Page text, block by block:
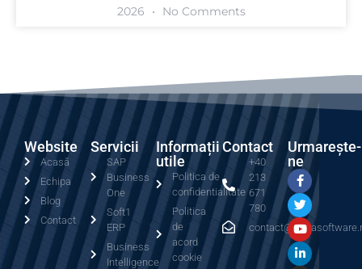
2026 No Comments
Website
Acasă
Echipa
Blog
Contact
Servicii
SAP
Business
One
Soft1
ERP
Business
Intelligence
Informații
utile
Politica de
confidentialitate
Politica
de
acord
cookie
Contact
+40
213
671
780
Urmarește-
ne